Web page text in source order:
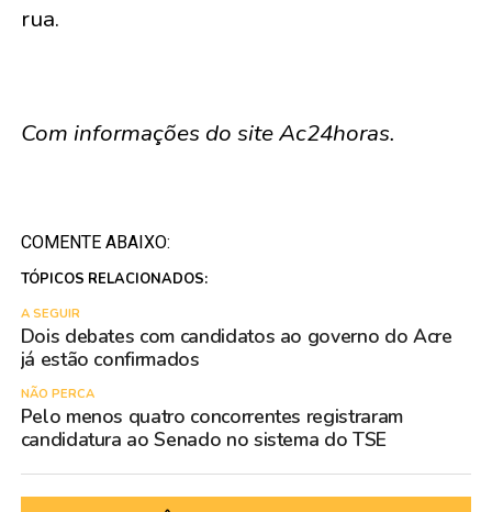
rua.
Com informações do site Ac24horas.
COMENTE ABAIXO:
TÓPICOS RELACIONADOS:
A SEGUIR
Dois debates com candidatos ao governo do Acre
já estão confirmados
NÃO PERCA
Pelo menos quatro concorrentes registraram
candidatura ao Senado no sistema do TSE